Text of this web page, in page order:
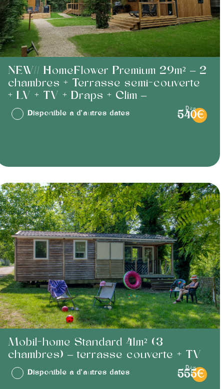
Mobil-home Standard 41m² (3
chambres) – terrasse couverte + TV
Disponible à d'autres dates
dès
555€
NEW// HomeFlower Premium 29m² – 2
chambres + Terrasse semi-couverte
+ LV + TV + Draps + Clim –
Disponible à d'autres dates
dès
540€